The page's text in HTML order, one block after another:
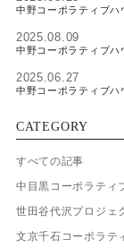
中野コーポラティブ
2025.08.09
中野コーポラティブ
2025.06.27
中野コーポラティブ
CATEGORY
すべての記事
中目黒コーポラティ
世田谷代沢プロジェ
文京千石コーポラテ